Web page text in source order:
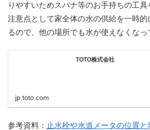
りやすいためスパナ等のお手持ちの工
注意点として家全体の水の供給を一時的
るので、他の場所でも水が使えなくなっ
TOTO株式会社
jp.toto.com
参考資料： 止水栓や水道メータの位置と